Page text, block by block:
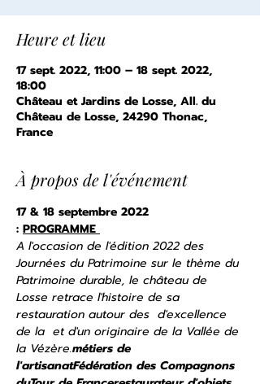
Heure et lieu
17 sept. 2022, 11:00 – 18 sept. 2022,
18:00
Château et Jardins de Losse, All. du
Château de Losse, 24290 Thonac,
France
À propos de l'événement
17 & 18 septembre 2022
: PROGRAMME
A l'occasion de l'édition 2022 des
Journées du Patrimoine sur le thème du
Patrimoine durable, le château de
Losse retrace l'histoire de sa
restauration autour des d'excellence
de la et d'un originaire de la Vallée de
la Vézère.métiers de
l'artisanatFédération des Compagnons